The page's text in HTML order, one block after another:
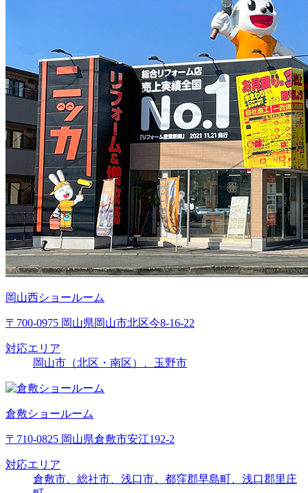
岡山西ショールーム
〒700-0975 岡山県岡山市北区今8-16-22
対応エリア
岡山市（北区・南区）、玉野市
倉敷ショールーム
〒710-0825 岡山県倉敷市安江192-2
対応エリア
倉敷市、総社市、浅口市、都窪郡早島町、浅口郡里庄